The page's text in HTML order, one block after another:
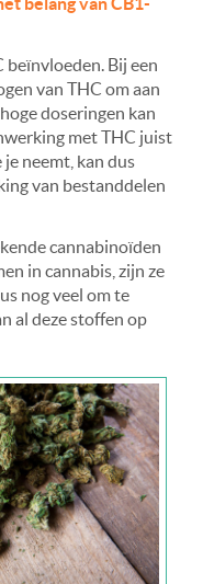
beïnvloeden. Bij een
van THC om aan
doseringen kan
met THC juist
neemt, kan dus
van bestanddelen
cannabinoïden
in cannabis, zijn ze
nog veel om te
al deze stoffen op